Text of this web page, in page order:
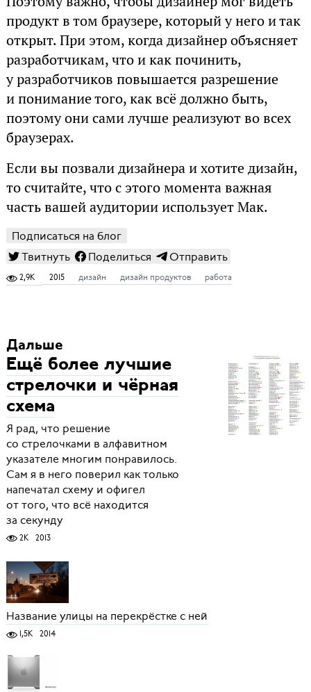
продукт в том браузере, который у него и так
открыт. При этом, когда дизайнер объясняет
разработчикам, что и как починить,
у разработчиков повышается разрешение
и понимание того, как всё должно быть,
поэтому они сами лучше реализуют во всех
браузерах.
Если вы позвали дизайнера и хотите дизайн,
то считайте, что с этого момента важная
часть вашей аудитории использует Мак.
Подписаться на блог
Твитнуть
Поделиться Отправить
2,9K 2015 дизайн дизайн продуктов работа
Дальше
Ещё более лучшие
стрелочки и чёрная
схема
Я рад, что решение
со стрелочками в алфавитном
указателе многим понравилось.
Сам я в него поверил как только
напечатал схему и офигел
от того, что всё находится
за секунду
2K 2013
Название улицы на перекрёстке с ней
1,5K 2014